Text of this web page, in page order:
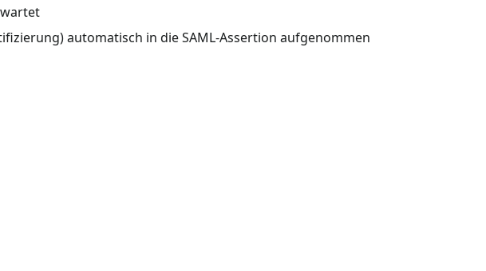
automatisch in die SAML-Assertion aufgenommen